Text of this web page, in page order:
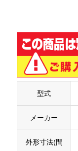
型式
メーカー
外形寸法(間